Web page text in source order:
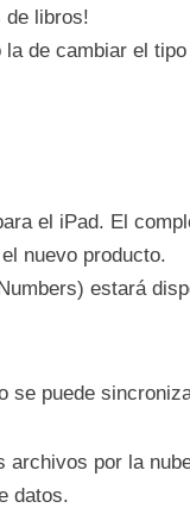
libros!
de cambiar el
el iPad. El
nuevo producto.
estará
se puede
por la
datos.